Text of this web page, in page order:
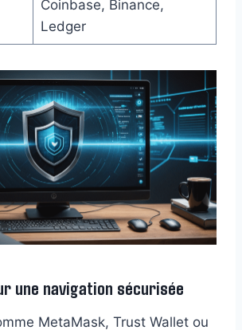
Coinbase, Binance,
Ledger
une navigation sécurisée
MetaMask, Trust Wallet ou